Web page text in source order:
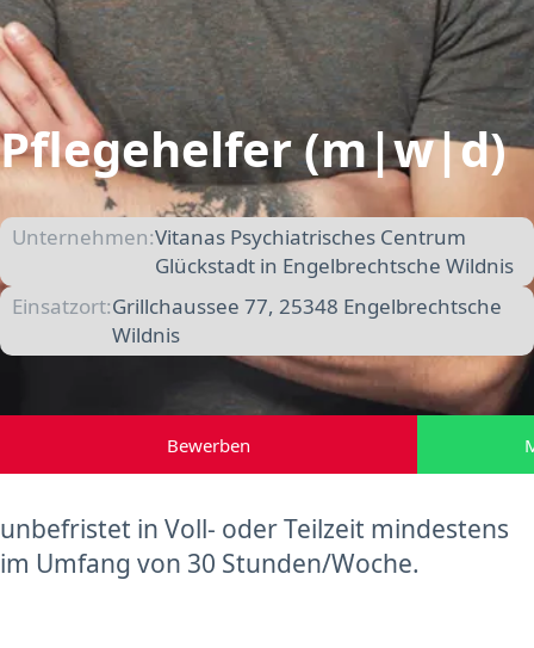
Pflegehelfer (m|w|d)
Unternehmen:Vitanas Psychiatrisches Centrum
Glückstadt in Engelbrechtsche Wildnis
Einsatzort:Grillchaussee 77, 25348 Engelbrechtsche
Wildnis
Bewerben
unbefristet in Voll- oder Teilzeit mindestens
im Umfang von 30 Stunden/Woche.